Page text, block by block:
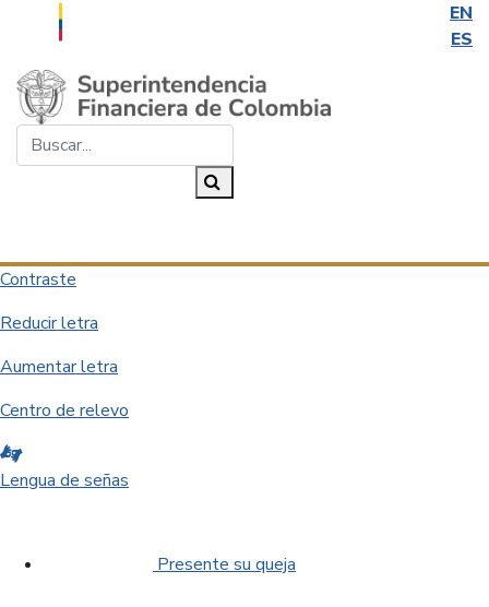
EN
ES
Saltar al contenido principal
Contraste
Reducir letra
Aumentar letra
Centro de relevo
Lengua de señas
Presente su queja